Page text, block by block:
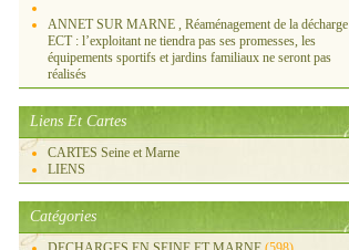
ANNET SUR MARNE , Réaménagement de la décharge
ECT : l’exploitant ne tiendra pas ses promesses, les
équipements sportifs et jardins familiaux ne seront pas
réalisés
Liens Et Cartes
CARTES Seine et Marne
LIENS
Catégories